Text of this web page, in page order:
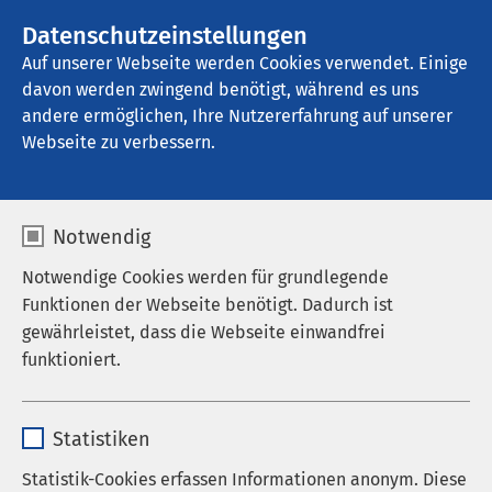
Datenschutzeinstellungen
Auf unserer Webseite werden Cookies verwendet. Einige
davon werden zwingend benötigt, während es uns
andere ermöglichen, Ihre Nutzererfahrung auf unserer
Webseite zu verbessern.
Notwendig
Notwendige Cookies werden für grundlegende
Funktionen der Webseite benötigt. Dadurch ist
gewährleistet, dass die Webseite einwandfrei
funktioniert.
Anbieter sgalinski
Statistiken
Statistik-Cookies erfassen Informationen anonym. Diese
AMEOS Klinikum Hildesheim
Verantwortung bei AMEOS Gesellschaftliches Engagement
Investitionen
gegen Depression